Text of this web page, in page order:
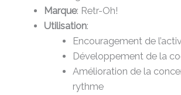
Marque: Retr-Oh!
Utilisation:
Encouragement de
Développement de la
Amélioration de la
rythme